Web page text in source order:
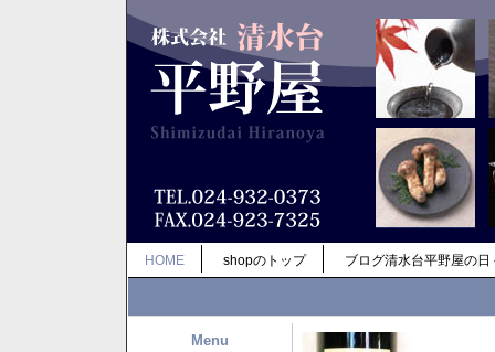
HOME shopのトップ ブログ清水台平野屋の日
Menu